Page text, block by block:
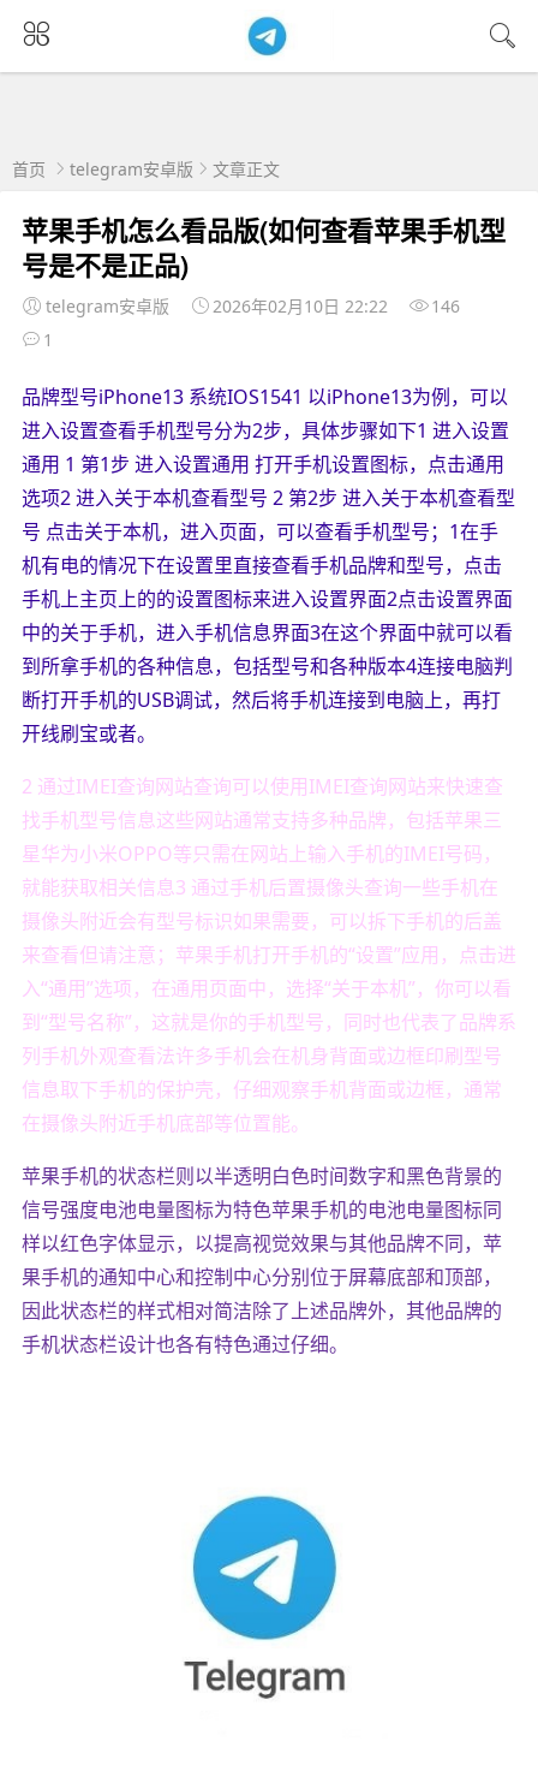
首页 telegram安卓版 文章正文
苹果手机怎么看品版(如何查看苹果手机型
号是不是正品)
telegram安卓版 2026年02月10日 22:22
146
1
品牌型号iPhone13 系统IOS1541 以iPhone13为例，可以
进入设置查看手机型号分为2步，具体步骤如下1 进入设置
通用 1 第1步 进入设置通用 打开手机设置图标，点击通用
选项2 进入关于本机查看型号 2 第2步 进入关于本机查看型
号 点击关于本机，进入页面，可以查看手机型号；1在手
机有电的情况下在设置里直接查看手机品牌和型号，点击
手机上主页上的的设置图标来进入设置界面2点击设置界面
中的关于手机，进入手机信息界面3在这个界面中就可以看
到所拿手机的各种信息，包括型号和各种版本4连接电脑判
断打开手机的USB调试，然后将手机连接到电脑上，再打
开线刷宝或者。
2 通过IMEI查询网站查询可以使用IMEI查询网站来快速查
找手机型号信息这些网站通常支持多种品牌，包括苹果三
星华为小米OPPO等只需在网站上输入手机的IMEI号码，
就能获取相关信息3 通过手机后置摄像头查询一些手机在
摄像头附近会有型号标识如果需要，可以拆下手机的后盖
来查看但请注意；苹果手机打开手机的“设置”应用，点击进
入“通用”选项，在通用页面中，选择“关于本机”，你可以看
到“型号名称”，这就是你的手机型号，同时也代表了品牌系
列手机外观查看法许多手机会在机身背面或边框印刷型号
信息取下手机的保护壳，仔细观察手机背面或边框，通常
在摄像头附近手机底部等位置能。
苹果手机的状态栏则以半透明白色时间数字和黑色背景的
信号强度电池电量图标为特色苹果手机的电池电量图标同
样以红色字体显示，以提高视觉效果与其他品牌不同，苹
果手机的通知中心和控制中心分别位于屏幕底部和顶部，
因此状态栏的样式相对简洁除了上述品牌外，其他品牌的
手机状态栏设计也各有特色通过仔细。